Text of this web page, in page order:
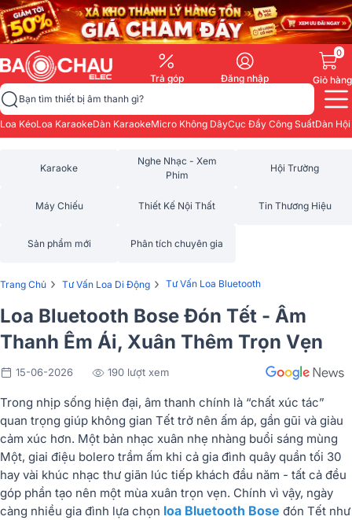
Trả góp Đăng nhập
0
Giỏ hàng
Bạn tìm thiết bị âm thanh gì?
Loa KéoLoa KaraokeDàn KaraokeMicro Không DâyCục Đẩy Công SuấtDàn
Karaoke
Nghe Nhạc - Xem
Phim
Hội Trường
Máy Chiếu Thiết Kế Nội Thất Tin Thương Hiệu
Sản phẩm mới Phân tích chuyên gia
Trang Chủ › Tư Vấn Loa Di Động › Tư Vấn Loa Bluetooth
Loa Bluetooth Bose Đón Tết - Âm
Thanh Êm Ái, Xuân Thêm Trọn Vẹn
15-06-2026 190 lượt xem
Trong nhịp sống hiện đại, âm thanh chính là “chất xúc tác”
quan trọng giúp không gian Tết trở nên ấm áp, gần gũi và giàu
cảm xúc hơn. Một bản nhạc xuân nhẹ nhàng buổi sáng mùng
Một, giai điệu bolero trầm ấm khi cả gia đình quây quần tối 30
hay vài khúc nhạc thư giãn lúc tiếp khách đầu năm - tất cả đều
góp phần tạo nên một mùa xuân trọn vẹn. Chính vì vậy, ngày
càng nhiều gia đình lựa chọn loa Bluetooth Bose đón Tết như